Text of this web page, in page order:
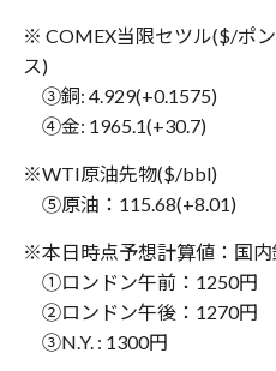
※ COMEX当限セツル($/ポ
ス)
③銅: 4.929(+0.1575)
④金: 1965.1(+30.7)
※WTI原油先物($/bbl)
⑤原油：115.68(+8.01)
※本日時点予想計算値：国内
①ロンドン午前：1250円
②ロンドン午後：1270円
③N.Y. : 1300円